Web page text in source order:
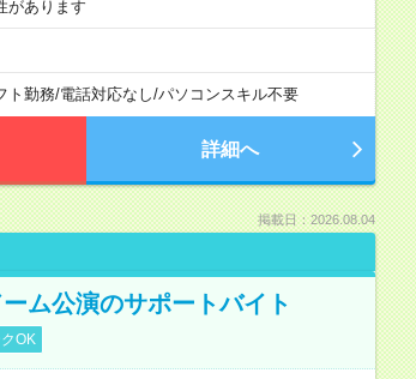
があります
ト勤務/電話対応なし/パソコンスキル不要
詳細へ
掲載日：2026.08.04
ム公演のサポートバイト
OK